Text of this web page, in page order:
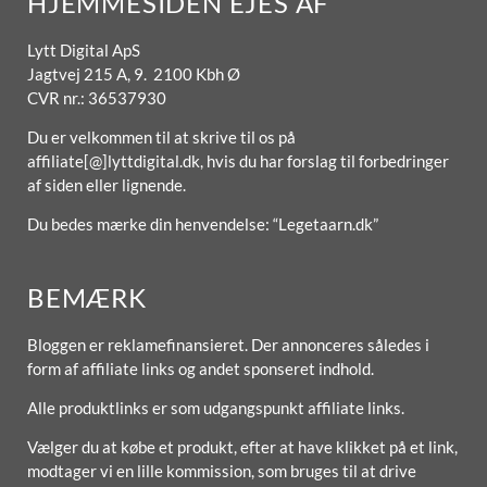
Lytt Digital ApS
Jagtvej 215 A, 9. 2100 Kbh Ø
CVR nr.: 36537930
Du er velkommen til at skrive til os på
affiliate[@]lyttdigital.dk, hvis du har forslag til forbedringer
af siden eller lignende.
Du bedes mærke din henvendelse: “Legetaarn.dk”
BEMÆRK
Bloggen er reklamefinansieret. Der annonceres således i
form af affiliate links og andet sponseret indhold.
Alle produktlinks er som udgangspunkt affiliate links.
Vælger du at købe et produkt, efter at have klikket på et link,
modtager vi en lille kommission, som bruges til at drive